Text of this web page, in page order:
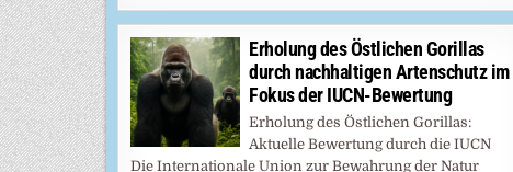
Erholung des Östlichen Gorillas
durch nachhaltigen Artenschutz im
Fokus der IUCN-Bewertung
Erholung des Östlichen Gorillas:
Aktuelle Bewertung durch die IUCN
Die Internationale Union zur Bewahrung der Natur